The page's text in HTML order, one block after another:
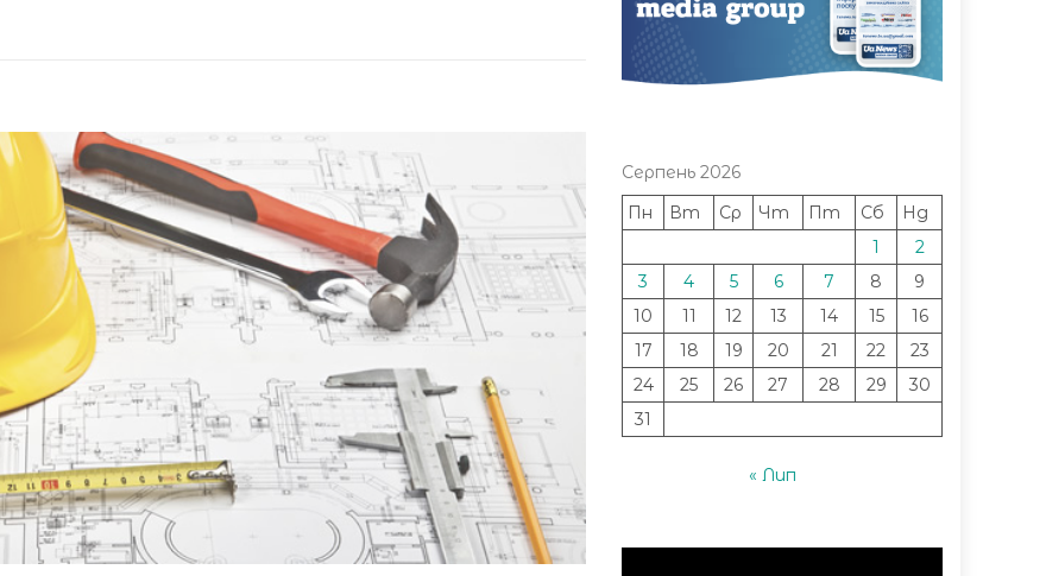
Серпень 2026
Пн
Вт Ср Чт Пт Сб
Нд
1
2
3
4 5 6 7 8
9
10
11 12 13 14 15
16
17
18 19 20 21 22
23
24
25 26 27 28 29
30
31
« Лип